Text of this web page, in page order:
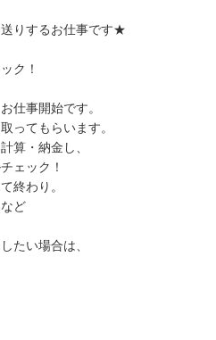
りするお仕事です★
ク！
仕事開始です。
ってもらいます。
算・納金し、
ェック！
終わり。
ど
たい場合は、